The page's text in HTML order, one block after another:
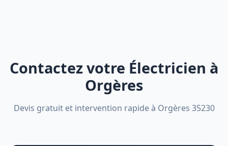
Contactez votre Électricien à
Orgères
Devis gratuit et intervention rapide à Orgères 35230